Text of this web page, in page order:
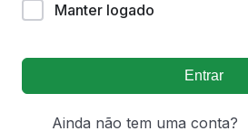
Manter logado
Entrar
Ainda não tem uma conta?